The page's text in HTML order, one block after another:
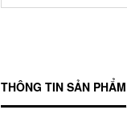
THÔNG TIN SẢN PHẨM